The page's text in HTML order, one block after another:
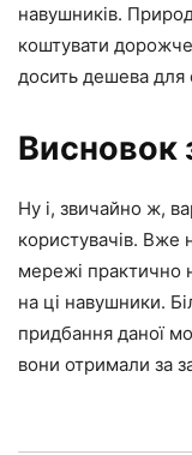
навушників.
коштувати
досить дешева для
Висновок
Ну і, звичайно ж,
користувачів. Вже
мережі практично
на ці навушники.
придбання даної
вони отримали за